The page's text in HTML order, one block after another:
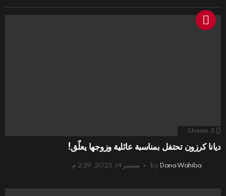
3
Shares
ديانا كرزون تحتفل بمناسبة عائلية وزوجها يعلّق!
by Dana Wahiba سبتمبر 14, 2023, 2:39 م